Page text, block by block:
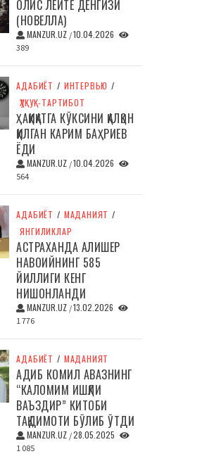
ОЛИС ЛЕЙТЕ ДЕНГИЗИ
(НОВЕЛЛА)
MANZUR.UZ /10.04.2026
389
АДАБИЁТ / ИНТЕРВЬЮ /
ҲУҚУҚ-ТАРТИБОТ
ҲАҚИҚАТГА КЎКСИНИ ҚАЛҚОН
ҚИЛГАН КАРИМ БАҲРИЕВ
ЁДИ
MANZUR.UZ /10.04.2026
564
АДАБИЁТ / МАДАНИЯТ /
ЯНГИЛИКЛАР
АСТРАХАНДА АЛИШЕР
НАВОИЙНИНГ 585
ЙИЛЛИГИ КЕНГ
НИШОНЛАНДИ
MANZUR.UZ /13.02.2026
1 776
АДАБИЁТ / МАДАНИЯТ
АДИБ КОМИЛ АВАЗНИНГ
“КАЛОМИМ ИШҚЛИ
ВАЪЗДИР” КИТОБИ
ТАҚДИМОТИ БЎЛИБ ЎТДИ
MANZUR.UZ /28.05.2025
1 085